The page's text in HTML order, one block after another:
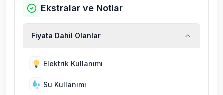
Ekstralar ve Notlar
Fiyata Dahil Olanlar
Elektrik Kullanımı
Su Kullanımı